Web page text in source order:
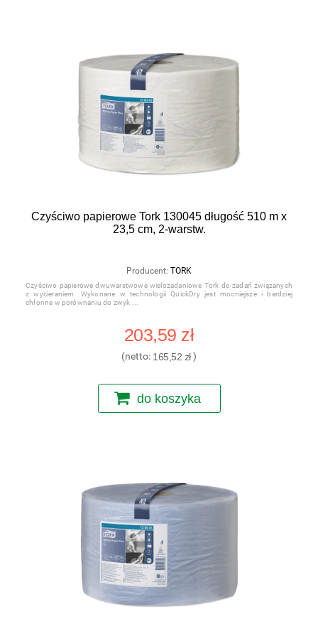
Czyściwo papierowe Tork 130045 długość 510 m x
23,5 cm, 2-warstw.
Producent: TORK
Czyściwo papierowe dwuwarstwowe wielozadaniowe Tork do zadań związanych
z wycieraniem. Wykonane w technologii QuickDry jest mocniejsze i bardziej
chłonne w porównaniu do zwyk
203,59 zł
(netto: 165,52 zł)
do koszyka